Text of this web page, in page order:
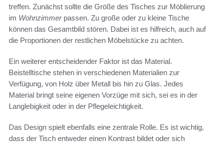
treffen. Zunächst sollte die Größe des Tisches zur Möblierung
im Wohnzimmerpassen. Zu große oder zu kleine Tische
können das Gesamtbild stören. Dabei ist es hilfreich, auch auf
die Proportionen der restlichen Möbelstücke zu achten.
Ein weiterer entscheidender Faktor ist das Material.
Beistelltische stehen in verschiedenen Materialien zur
Verfügung, von Holz über Metall bis hin zu Glas. Jedes
Material bringt seine eigenen Vorzüge mit sich, sei es in der
Langlebigkeit oder in der Pflegeleichtigkeit.
Das Design spielt ebenfalls eine zentrale Rolle. Es ist wichtig,
dass der Tisch entweder einen Kontrast bildet oder sich